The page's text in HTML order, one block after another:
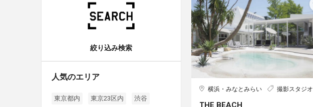
横浜・みなとみらい 撮影スタジオ
THE BEACH
絞り込み検索
人気のエリア
東京都内 東京23区内 渋谷